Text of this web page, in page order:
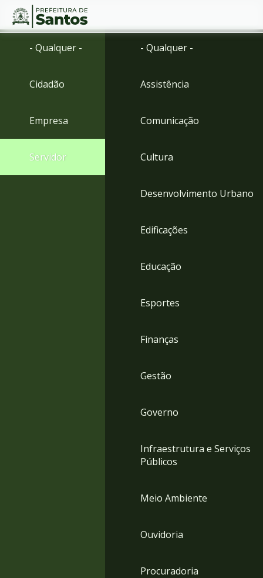
Ir
menu
para
Conteúdo
- Qualquer -
Cidadão
Empresa
Servidor
- Qualquer -
Assistência
Comunicação
Cultura
Desenvolvimento Urbano
Edificações
Educação
Esportes
Finanças
Gestão
Governo
Infraestrutura e Serviços
Públicos
Meio Ambiente
Ouvidoria
Procuradoria